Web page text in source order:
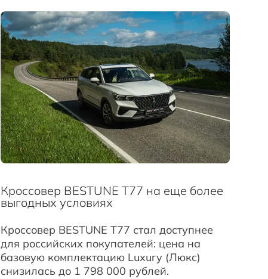
Кроссовер BESTUNE T77 на еще более
выгодных условиях
Кроссовер BESTUNE T77 стал доступнее
для российских покупателей: цена на
базовую комплектацию Luxury (Люкс)
снизилась до 1 798 000 рублей.